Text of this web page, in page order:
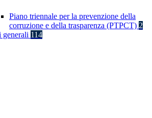
Piano triennale per la prevenzione della
corruzione e della trasparenza (PTPCT) 2
generali 114